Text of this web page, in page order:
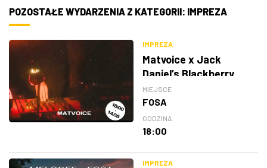
POZOSTAŁE WYDARZENIA Z KATEGORII: IMPREZA
IMPREZA
Matvoice x Jack
Daniel’s Blackberry
MIEJSCE
FOSA
GODZINA
18:00
IMPREZA